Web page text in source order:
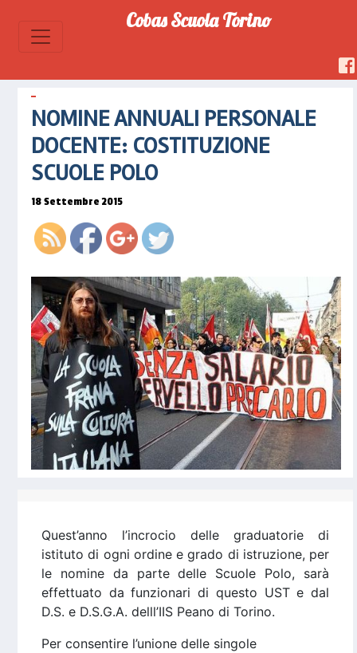
Cobas Scuola Torino
NOMINE ANNUALI PERSONALE
DOCENTE: COSTITUZIONE
SCUOLE POLO
18 Settembre 2015
https://www.cobascuolatorino.it/2015/09/
personale-
docente-
costituzione-
scuole-
polo">
Quest’anno l’incrocio delle graduatorie di
istituto di ogni ordine e grado di istruzione, per
le nomine da parte delle Scuole Polo, sarà
effettuato da funzionari di questo UST e dal
D.S. e D.S.G.A. delll’IIS Peano di Torino.
Per consentire l’unione delle singole